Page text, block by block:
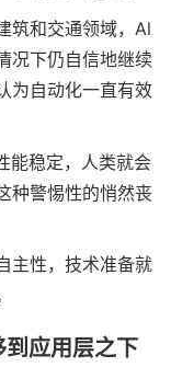
筑和交通领域，Al
况下仍自信地继续
为自动化一直有效
能稳定，人类就会
种警惕性的悄然丧
主性，技术准备就
应用层之下